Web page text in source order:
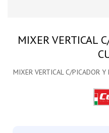
MIXER VERTICAL
MIXER VERTICAL C/PICADOR